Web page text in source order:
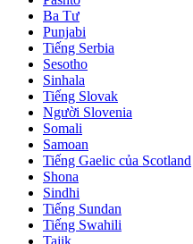
Ba Tư
Punjabi
Tiếng Serbia
Sesotho
Sinhala
Tiếng Slovak
Người Slovenia
Somali
Samoan
Tiếng Gaelic của Scotland
Shona
Sindhi
Tiếng Sundan
Tiếng Swahili
Tajik